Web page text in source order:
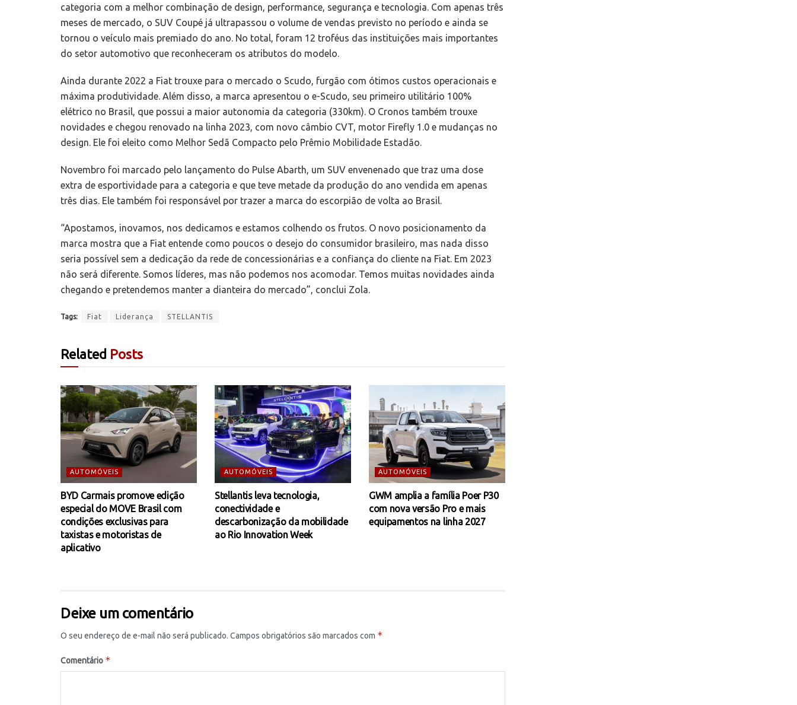
categoria com a melhor combinação de design, performance, segurança e tecnologia. Com apenas três
meses de mercado, o SUV Coupé já ultrapassou o volume de vendas previsto no período e ainda se
tornou o veículo mais premiado do ano. No total, foram 12 troféus das instituições mais importantes
do setor automotivo que reconheceram os atributos do modelo.
Ainda durante 2022 a Fiat trouxe para o mercado o Scudo, furgão com ótimos custos operacionais e
máxima produtividade. Além disso, a marca apresentou o e-Scudo, seu primeiro utilitário 100%
elétrico no Brasil, que possui a maior autonomia da categoria (330km). O Cronos também trouxe
novidades e chegou renovado na linha 2023, com novo câmbio CVT, motor Firefly 1.0 e mudanças no
design. Ele foi eleito como Melhor Sedã Compacto pelo Prêmio Mobilidade Estadão.
Novembro foi marcado pelo lançamento do Pulse Abarth, um SUV envenenado que traz uma dose
extra de esportividade para a categoria e que teve metade da produção do ano vendida em apenas
três dias. Ele também foi responsável por trazer a marca do escorpião de volta ao Brasil.
“Apostamos, inovamos, nos dedicamos e estamos colhendo os frutos. O novo posicionamento da
marca mostra que a Fiat entende como poucos o desejo do consumidor brasileiro, mas nada disso
seria possível sem a dedicação da rede de concessionárias e a confiança do cliente na Fiat. Em 2023
não será diferente. Somos líderes, mas não podemos nos acomodar. Temos muitas novidades ainda
chegando e pretendemos manter a dianteira do mercado”, conclui Zola.
Tags: Fiat Liderança STELLANTIS
Related Posts
AUTOMÓVEIS
BYD Carmais promove edição
especial do MOVE Brasil com
condições exclusivas para
taxistas e motoristas de
aplicativo
AUTOMÓVEIS
Stellantis leva tecnologia,
conectividade e
descarbonização da mobilidade
ao Rio Innovation Week
AUTOMÓVEIS
GWM amplia a família Poer P30
com nova versão Pro e mais
equipamentos na linha 2027
Deixe um comentário
O seu endereço de e-mail não será publicado. Campos obrigatórios são marcados com *
Comentário *